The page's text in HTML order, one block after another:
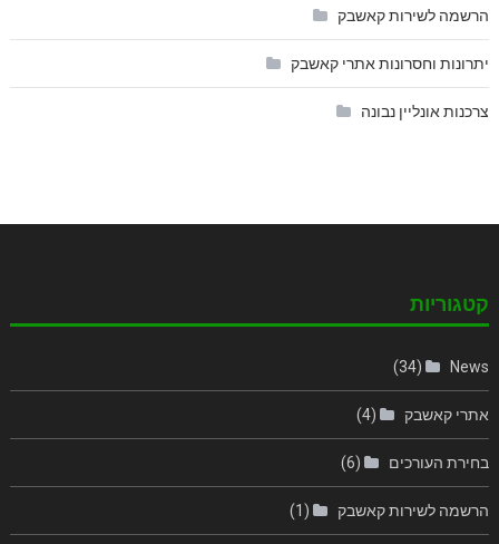
הרשמה לשירות קאשבק
יתרונות וחסרונות אתרי קאשבק
צרכנות אונליין נבונה
קטגוריות
News
(34)
אתרי קאשבק (4)
בחירת העורכים (6)
הרשמה לשירות קאשבק (1)